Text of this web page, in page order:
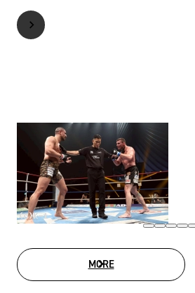
MOREPHOTO GALLERY